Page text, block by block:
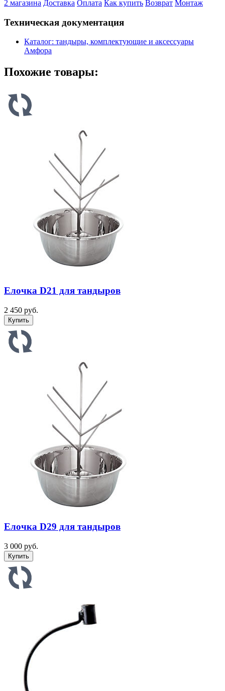
2 магазина Доставка Оплата Как купить Возврат Монтаж
Техническая документация
Каталог: тандыры, комплектующие и аксессуары
Амфора
Похожие товары:
Елочка D21 для тандыров
2 450 руб.
Елочка D29 для тандыров
3 000 руб.